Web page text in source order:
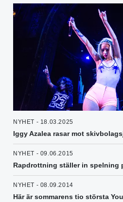
NYHET - 18.03.2025
Iggy Azalea rasar mot
NYHET - 09.06.2015
Rapdrottning ställer in spelning
NYHET - 08.09.2014
Här är sommarens tio största